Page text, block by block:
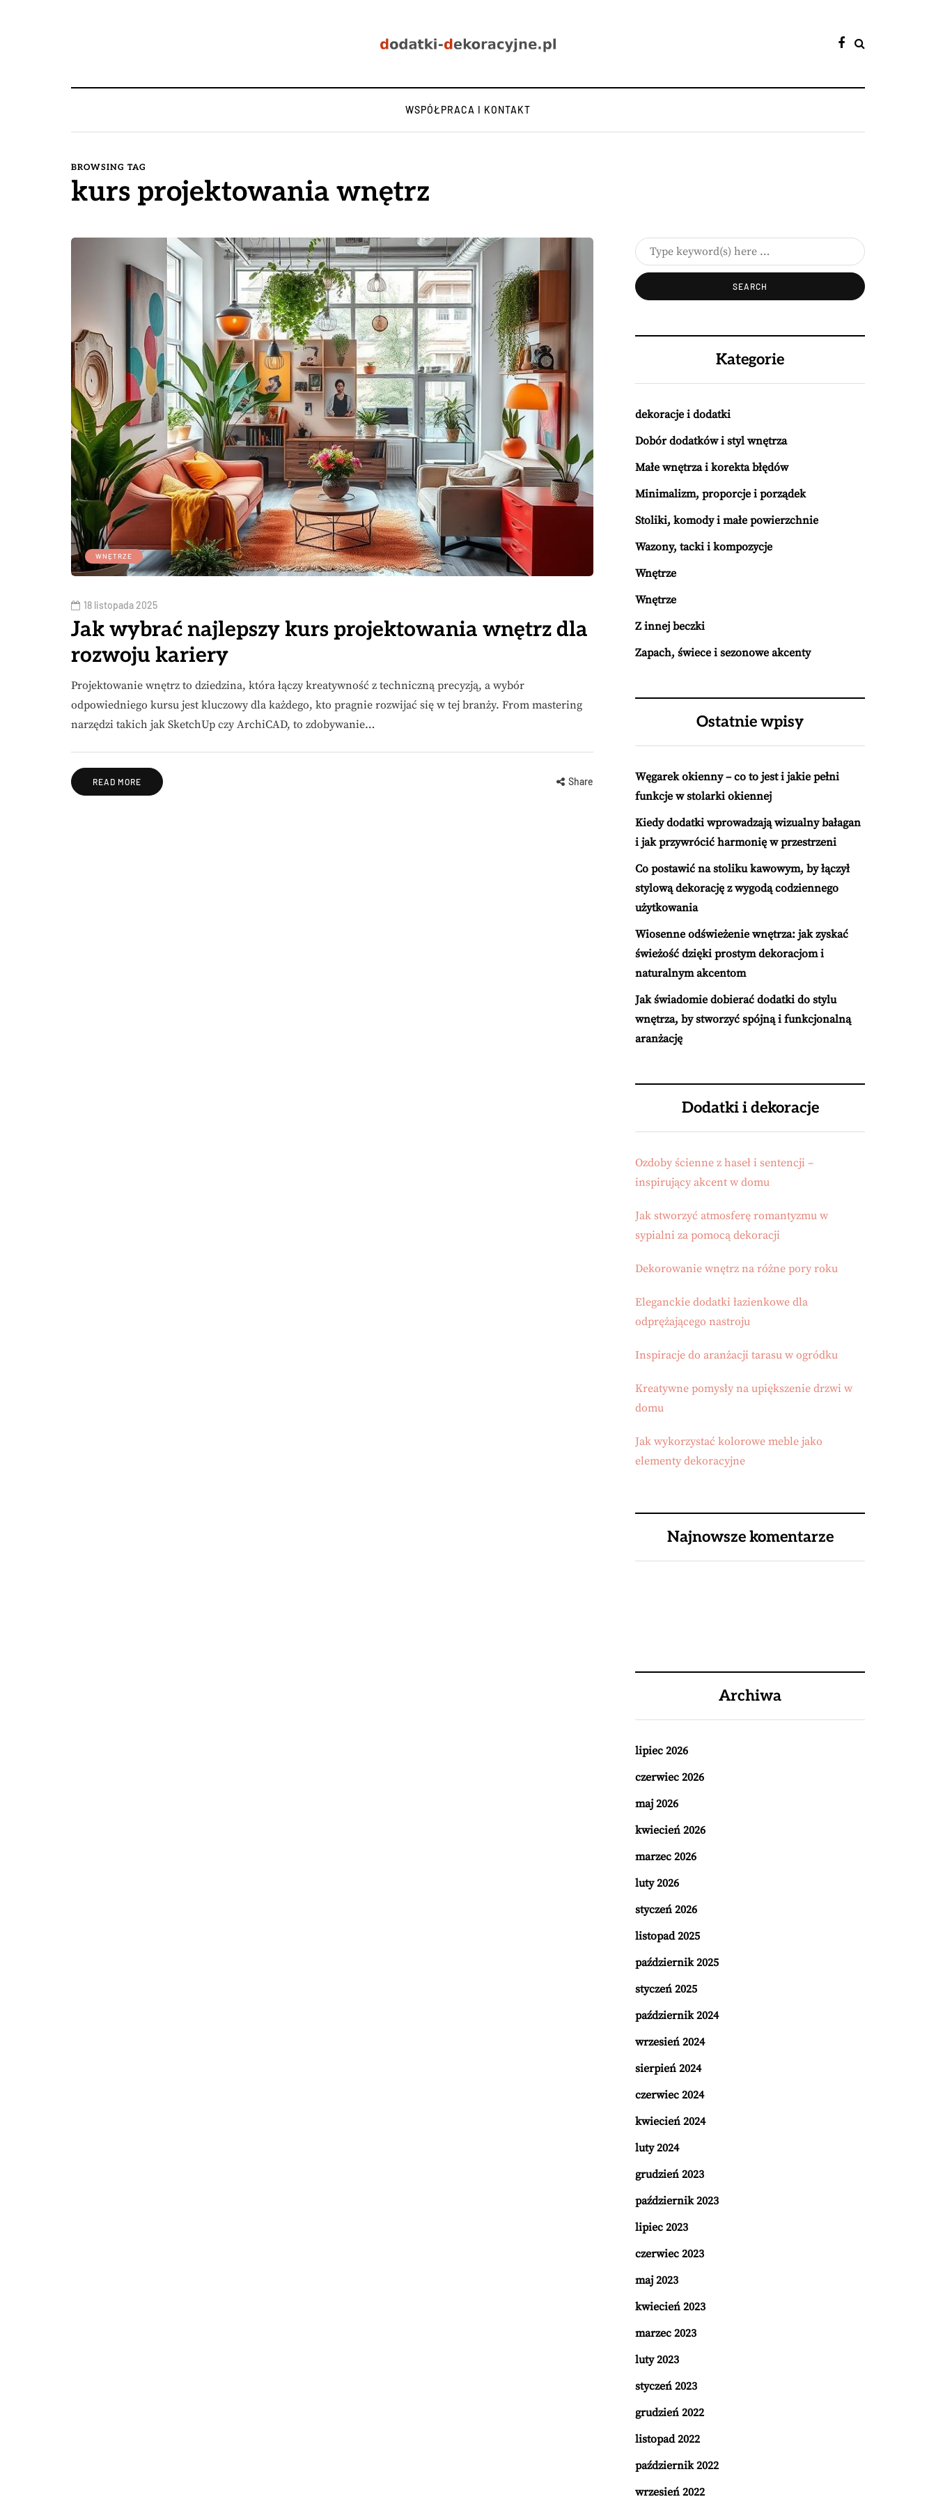
WSPÓŁPRACA I KONTAKT
BROWSING TAG
kurs projektowania wnętrz
WNĘTRZE
18 listopada 2025
Jak wybrać najlepszy kurs projektowania wnętrz dla
rozwoju kariery
Projektowanie wnętrz to dziedzina, która łączy kreatywność z techniczną precyzją, a wybór
odpowiedniego kursu jest kluczowy dla każdego, kto pragnie rozwijać się w tej branży. From mastering
narzędzi takich jak SketchUp czy ArchiCAD, to zdobywanie…
READ MORE Share
Kategorie
dekoracje i dodatki
Dobór dodatków i styl wnętrza
Małe wnętrza i korekta błędów
Minimalizm, proporcje i porządek
Stoliki, komody i małe powierzchnie
Wazony, tacki i kompozycje
Wnętrze
Wnętrze
Z innej beczki
Zapach, świece i sezonowe akcenty
Ostatnie wpisy
Węgarek okienny – co to jest i jakie pełni
funkcje w stolarki okiennej
Kiedy dodatki wprowadzają wizualny bałagan
i jak przywrócić harmonię w przestrzeni
Co postawić na stoliku kawowym, by łączył
stylową dekorację z wygodą codziennego
użytkowania
Wiosenne odświeżenie wnętrza: jak zyskać
świeżość dzięki prostym dekoracjom i
naturalnym akcentom
Jak świadomie dobierać dodatki do stylu
wnętrza, by stworzyć spójną i funkcjonalną
aranżację
Dodatki i dekoracje
Ozdoby ścienne z haseł i sentencji –
inspirujący akcent w domu
Jak stworzyć atmosferę romantyzmu w
sypialni za pomocą dekoracji
Dekorowanie wnętrz na różne pory roku
Eleganckie dodatki łazienkowe dla
odprężającego nastroju
Inspiracje do aranżacji tarasu w ogródku
Kreatywne pomysły na upiększenie drzwi w
domu
Jak wykorzystać kolorowe meble jako
elementy dekoracyjne
Najnowsze komentarze
Archiwa
lipiec 2026
czerwiec 2026
maj 2026
kwiecień 2026
marzec 2026
luty 2026
styczeń 2026
listopad 2025
październik 2025
styczeń 2025
październik 2024
wrzesień 2024
sierpień 2024
czerwiec 2024
kwiecień 2024
luty 2024
grudzień 2023
październik 2023
lipiec 2023
czerwiec 2023
maj 2023
kwiecień 2023
marzec 2023
luty 2023
styczeń 2023
grudzień 2022
listopad 2022
październik 2022
wrzesień 2022